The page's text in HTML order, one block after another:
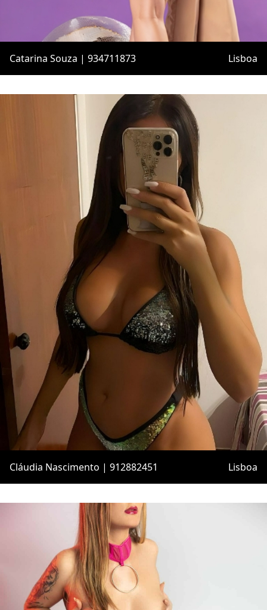
Catarina Souza | 934711873 Lisboa
Cláudia Nascimento | 912882451 Lisboa